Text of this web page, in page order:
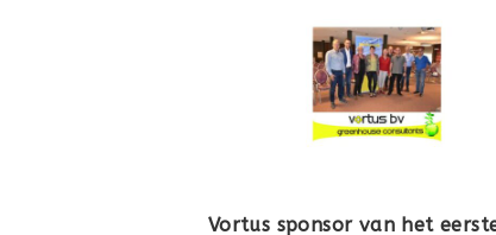
Vortus sponsor van het